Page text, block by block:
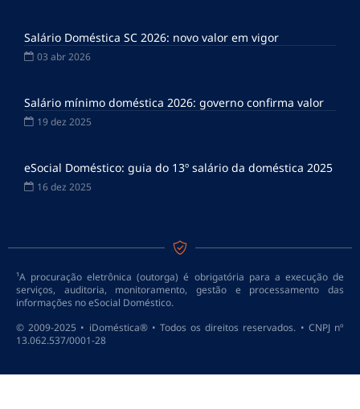
Salário Doméstica SC 2026: novo valor em vigor
03 abr 2026
Salário mínimo doméstica 2026: governo confirma valor
19 dez 2025
eSocial Doméstico: guia do 13º salário da doméstica 2025
16 dez 2025
¹A procuração eletrônica (outorga) é obrigatória para a execução de
serviços, auditoria, monitoramento, gestão e processamento das
informações no eSocial Doméstico.
© 2009-2025 • iDoméstica® • Todos os direitos reservados. • CNPJ nº
13.062.537/0001-28